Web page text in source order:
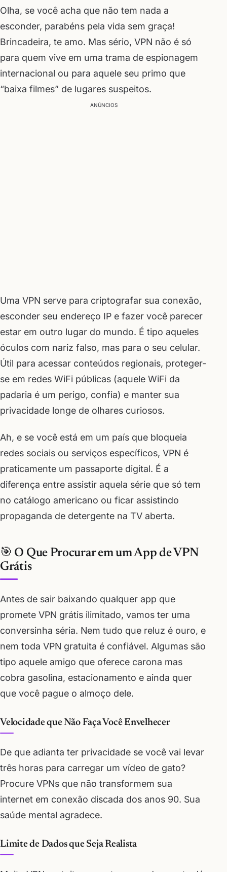
Olha, se você acha que não tem nada a
esconder, parabéns pela vida sem graça!
Brincadeira, te amo. Mas sério, VPN não é só
para quem vive em uma trama de espionagem
internacional ou para aquele seu primo que
“baixa filmes” de lugares suspeitos.
ANÚNCIOS
Uma VPN serve para criptografar sua conexão,
esconder seu endereço IP e fazer você parecer
estar em outro lugar do mundo. É tipo aqueles
óculos com nariz falso, mas para o seu celular.
Útil para acessar conteúdos regionais, proteger-
se em redes WiFi públicas (aquele WiFi da
padaria é um perigo, confia) e manter sua
privacidade longe de olhares curiosos.
Ah, e se você está em um país que bloqueia
redes sociais ou serviços específicos, VPN é
praticamente um passaporte digital. É a
diferença entre assistir aquela série que só tem
no catálogo americano ou ficar assistindo
propaganda de detergente na TV aberta.
🎯 O Que Procurar em um App de VPN
Grátis
Antes de sair baixando qualquer app que
promete VPN grátis ilimitado, vamos ter uma
conversinha séria. Nem tudo que reluz é ouro, e
nem toda VPN gratuita é confiável. Algumas são
tipo aquele amigo que oferece carona mas
cobra gasolina, estacionamento e ainda quer
que você pague o almoço dele.
Velocidade que Não Faça Você Envelhecer
De que adianta ter privacidade se você vai levar
três horas para carregar um vídeo de gato?
Procure VPNs que não transformem sua
internet em conexão discada dos anos 90. Sua
saúde mental agradece.
Limite de Dados que Seja Realista